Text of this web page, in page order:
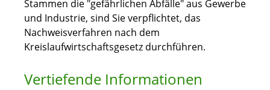
Stammen die "gefährlichen Abfälle" aus Gewerbe
und Industrie, sind Sie verpflichtet, das
Nachweisverfahren nach dem
Kreislaufwirtschaftsgesetz durchführen.
Vertiefende Informationen